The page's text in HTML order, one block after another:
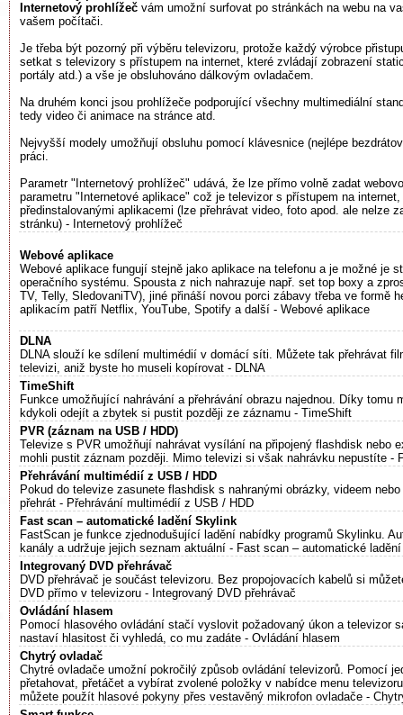
Internetový prohlížeč vám umožní surfovat po stránkách na webu na
vašem počítači.
Je třeba být pozorný při výběru televizoru, protože každý výrobce
setkat s televizory s přístupem na internet, které zvládají zobrazení
portály atd.) a vše je obsluhováno dálkovým ovladačem.
Na druhém konci jsou prohlížeče podporující všechny multimediální
tedy video či animace na stránce atd.
Nejvyšší modely umožňují obsluhu pomocí klávesnice (nejlépe
práci.
Parametr "Internetový prohlížeč" udává, že lze přímo volně zadat
parametru "Internetové aplikace" což je televizor s přístupem na
předinstalovanými aplikacemi (lze přehrávat video, foto apod. ale nelze
stránku) - Internetový prohlížeč
Webové aplikace
Webové aplikace fungují stejně jako aplikace na telefonu a je možné je
operačního systému. Spousta z nich nahrazuje např. set top boxy a
TV, Telly, SledovaniTV), jiné přináší novou porci zábavy třeba ve formě
aplikacím patří Netflix, YouTube, Spotify a další - Webové aplikace
DLNA
DLNA slouží ke sdílení multimédií v domácí síti. Můžete tak přehrávat
televizi, aniž byste ho museli kopírovat - DLNA
TimeShift
Funkce umožňující nahrávání a přehrávání obrazu najednou. Díky tomu
kdykoli odejít a zbytek si pustit později ze záznamu - TimeShift
PVR (záznam na USB / HDD)
Televize s PVR umožňují nahrávat vysílání na připojený flashdisk nebo
mohli pustit záznam později. Mimo televizi si však nahrávku nepustíte -
Přehrávání multimédií z USB / HDD
Pokud do televize zasunete flashdisk s nahranými obrázky, videem
přehrát - Přehrávání multimédií z USB / HDD
Fast scan – automatické ladění Skylink
FastScan je funkce zjednodušující ladění nabídky programů Skylinku.
kanály a udržuje jejich seznam aktuální - Fast scan – automatické
Integrovaný DVD přehrávač
DVD přehrávač je součást televizoru. Bez propojovacích kabelů si
DVD přímo v televizoru - Integrovaný DVD přehrávač
Ovládání hlasem
Pomocí hlasového ovládání stačí vyslovit požadovaný úkon a televizor
nastaví hlasitost či vyhledá, co mu zadáte - Ovládání hlasem
Chytrý ovladač
Chytré ovladače umožní pokročilý způsob ovládání televizorů. Pomocí
přetahovat, přetáčet a vybírat zvolené položky v nabídce menu
můžete použít hlasové pokyny přes vestavěný mikrofon ovladače -